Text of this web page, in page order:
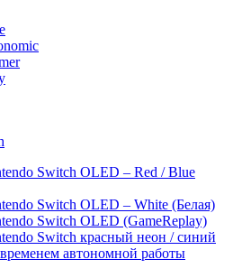
Switch OLED – Red / Blue
Switch OLED – White (Белая)
Switch OLED (GameReplay)
Switch красный неон / синий
автономной работы